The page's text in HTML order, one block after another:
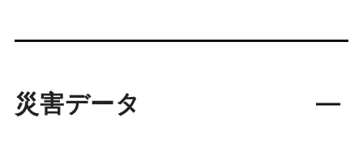
災害データ